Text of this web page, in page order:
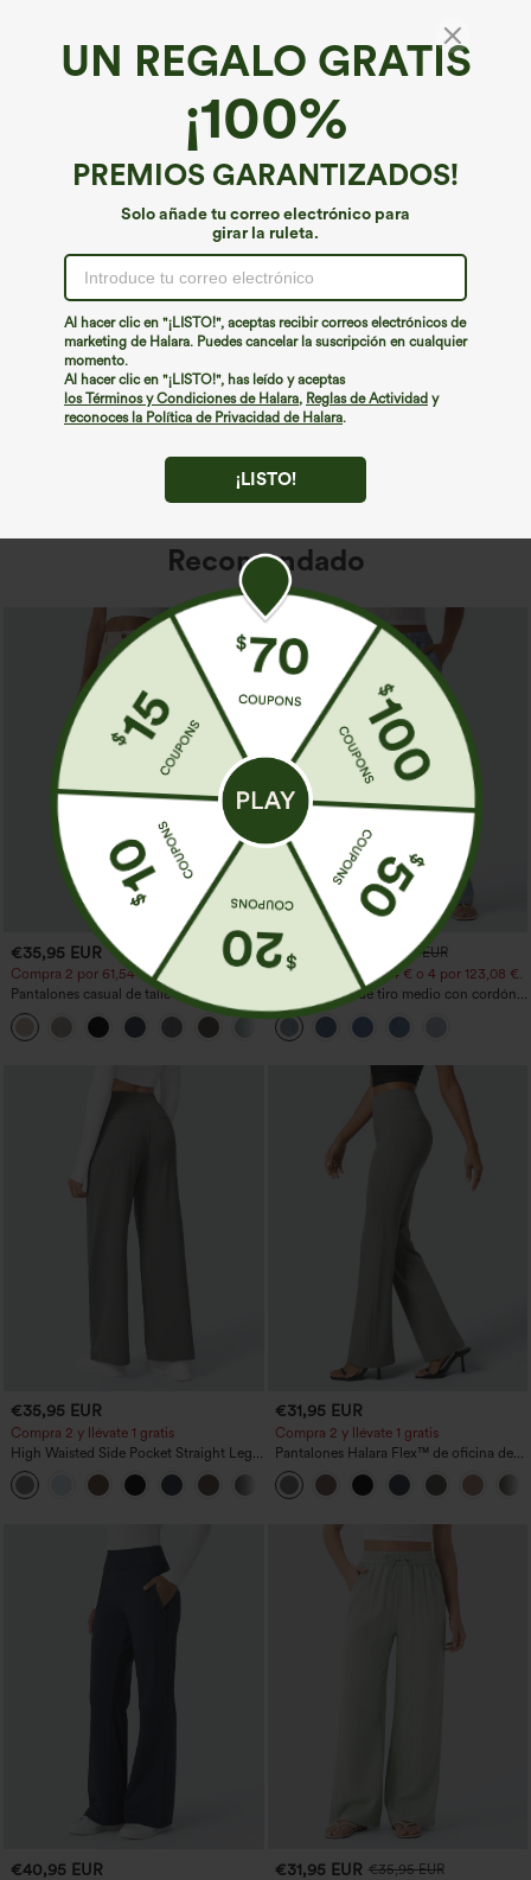
UN REGALO GRATIS
¡100%
PREMIOS GARANTIZADOS!
Solo añade tu correo electrónico para
girar la ruleta.
Al hacer clic en "¡LISTO!", aceptas recibir correos electrónicos de
marketing de Halara. Puedes cancelar la suscripción en cualquier
momento.
Al hacer clic en "¡LISTO!", has leído y aceptas
los Términos y Condiciones de Halara, Reglas de Actividad y
reconoces la Política de Privacidad de Halara.
¡LISTO!
¡Ups!
No podemos encontrar la página que estás buscando.
Seguir comprando
Recomendado
€35,95 EUR
Compra 2 por 61,54 € o 4 por 123,08 €.
Pantalones casual de talle alto y pierna
recta con tacto de lino y bolsillos
+5
€44,95 EUR
€49,95 EUR
Compra 2 por 61,54 € o 4 por 123,08 €.
Jeans casual de tiro medio con cordón y
bolsillos
€35,95 EUR
Compra 2 y llévate 1 gratis
High Waisted Side Pocket Straight Leg
Work Pants
+23
€31,95 EUR
Compra 2 y llévate 1 gratis
Pantalones Halara Flex™ de oficina de
tiro alto ligeramente acampanados con
bolsillos
€40,95 EUR €31,95 EUR €35,95 EUR